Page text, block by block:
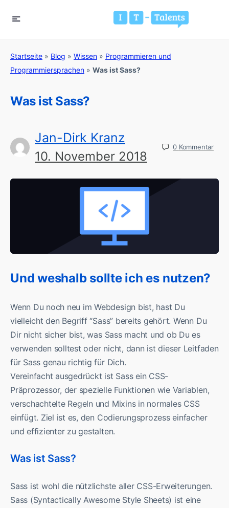
Startseite » Blog » Wissen » Programmieren und
Programmiersprachen » Was ist Sass?
Was ist Sass?
Jan-Dirk Kranz
10. November 2018
0 Kommentar
Und weshalb sollte ich es nutzen?
Wenn Du noch neu im Webdesign bist, hast Du
vielleicht den Begriff “Sass” bereits gehört. Wenn Du
Dir nicht sicher bist, was Sass macht und ob Du es
verwenden solltest oder nicht, dann ist dieser Leitfaden
für Sass genau richtig für Dich.
Vereinfacht ausgedrückt ist Sass ein CSS-
Präprozessor, der spezielle Funktionen wie Variablen,
verschachtelte Regeln und Mixins in normales CSS
einfügt. Ziel ist es, den Codierungsprozess einfacher
und effizienter zu gestalten.
Was ist Sass?
Sass ist wohl die nützlichste aller CSS-Erweiterungen.
Sass (Syntactically Awesome Style Sheets) ist eine